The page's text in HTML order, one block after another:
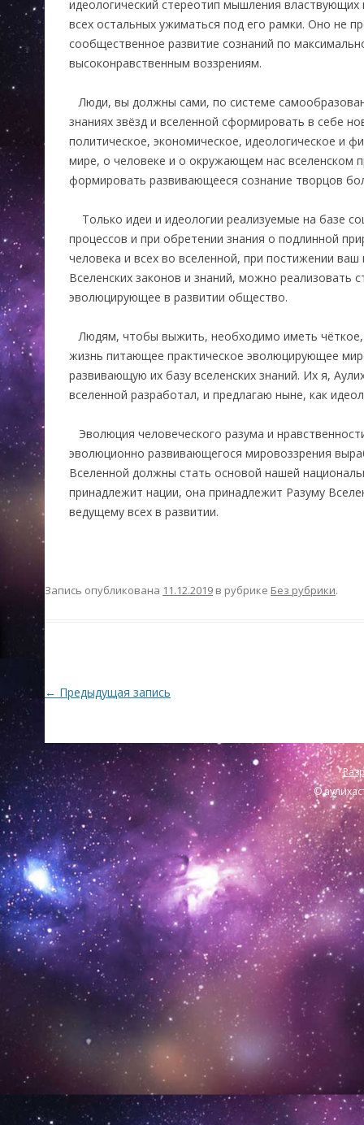
идеологический стереотип мышления
всех остальных ужиматься под его рамки. Оно не
сообщественное развитие сознаний по
высоконравственным воззрениям.
Люди, вы должны сами, по системе
знаниях звёзд и вселенной сформировать в себе
политическое, экономическое, идеологическое и
мире, о человеке и о окружающем нас вселенском
формировать развивающееся сознание творцов
Только идеи и идеологии реализуемые на базе
процессов и при обретении знания о подлинной
человека и всех во вселенной, при постижении
Вселенских законов и знаний, можно реализовать
эволюцирующее в развитии общество.
Людям, чтобы выжить, необходимо иметь чёткое,
жизнь питающее практическое эволюцирующее
развивающую их базу вселенских знаний. Их я,
вселенной разработал, и предлагаю ныне, как
Эволюция человеческого разума и
эволюционно развивающегося мировоззрения
Вселенной должны стать основой нашей
принадлежит нации, она принадлежит Разуму
ведущему всех в развитии.
Запись опубликована 11.12.2019 в рубрике Без рубрики.
Навигация по записям
← Предыдущая запись
©